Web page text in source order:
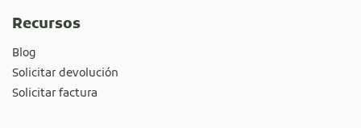
Recursos
Blog
Solicitar devolución
Solicitar factura